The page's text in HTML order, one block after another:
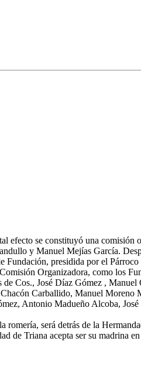
efecto se constituyó una
y Manuel Mejías García.
Fundación, presidida por el
Organizadora, como los
Cos., José Díaz Gómez ,
Carballido, Manuel
Antonio Madueño Alcoba,
será detrás de la
de Triana acepta ser su madrina